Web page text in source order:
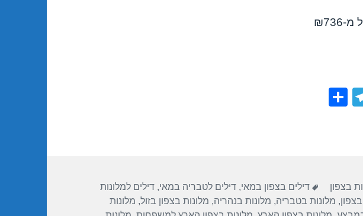
המלון הסקוטי – טבריה 26/05/2016
T
m
בצפון תגיות
דילים בצפון במאי,דילים לטבריה במאי,דילים למלונות
, מלונות בטבריה, מלונות בנהריה, מלונות בצפון בזול, מלונות